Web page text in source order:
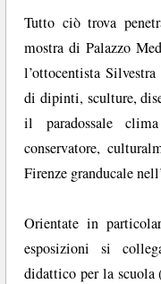
Tutto ciò trova
mostra di Palazzo
l’ottocentista
di dipinti, sculture,
il paradossale
conservatore,
Firenze granducale
Orientate in
esposizioni si
didattico per la